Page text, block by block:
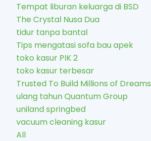
Tempat liburan keluarga di BSD
The Crystal Nusa Dua
tidur tanpa bantal
Tips mengatasi sofa bau apek
toko kasur PIK 2
toko kasur terbesar
Trusted To Build Millions of Dreams
ulang tahun Quantum Group
uniland springbed
vacuum cleaning kasur
All